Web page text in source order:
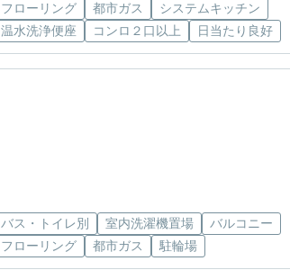
フローリング 都市ガス
システムキッチン
温水洗浄便座
コンロ２口以上 日当たり良好
バス・トイレ別 室内洗濯機置場
バルコニー
フローリング
都市ガス 駐輪場